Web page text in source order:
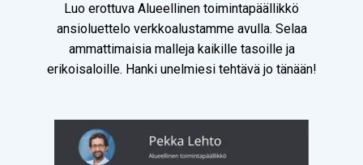
Luo erottuva Alueellinen toimintapäällikkö
ansioluettelo verkkoalustamme avulla. Selaa
ammattimaisia malleja kaikille tasoille ja
erikoisaloille. Hanki unelmiesi tehtävä jo tänään!